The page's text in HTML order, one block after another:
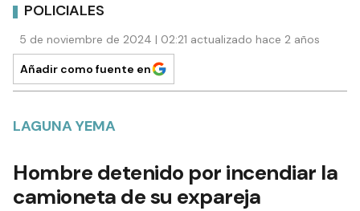
POLICIALES
5 de noviembre de 2024 | 02:21 actualizado hace 2 años
Añadir como fuente en
LAGUNA YEMA
Hombre detenido por incendiar la
camioneta de su expareja